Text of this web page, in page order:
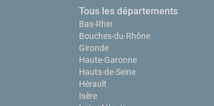
Tous les départements
Bas-Rhin
Bouches-du-Rhône
Gironde
Haute-Garonne
Hauts-de-Seine
Hérault
Isère